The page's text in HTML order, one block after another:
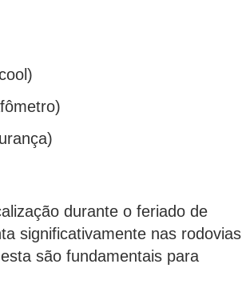
durante o feriado de
significativamente nas rodovias
são fundamentais para